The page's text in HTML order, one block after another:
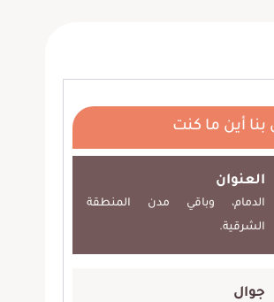
أين ما كنت
العنوان
الدمام، وباقي مدن المنطقة
الشرقية.
جوال